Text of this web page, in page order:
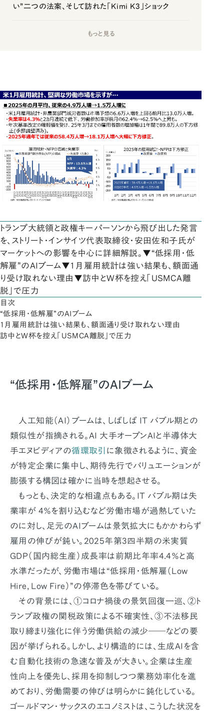
い”二つの法案、そして訪れた「Kimi K3」ショック
もっと見る
トランプ大統領と政権キーパーソンから飛び出した発言
を、ストリート・インサイツ代表取締役・安田佐和子氏が
マーケットへの影響を中心に詳細解説。▼“低採用・低
解雇”のAIブーム▼1月雇用統計は強い結果も、額面通
り受け取れない理由▼訪中とW杯を控え「USMCA離
脱」で圧力
目次
“低採用・低解雇”のAIブーム
1月雇用統計は強い結果も、額面通り受け取れない理由
訪中とW杯を控え「USMCA離脱」で圧力
“低採用・低解雇”のAIブーム
人工知能（AI）ブームは、しばしば IT バブル期との
類似性が指摘される。AI 大手オープンAIと半導体大
手エヌビディアの循環取引 に象徴されるように、資金
が特定企業に集中し、期待先行でバリュエーションが
膨張する構図は確かに当時を想起させる。
もっとも、決定的な相違点もある。IT バブル期は失
業率が 4％を割り込むなど労働市場が過熱していた
のに対し、足元のAIブームは景気拡大にもかかわらず
雇用の伸びが鈍い。2025年第3四半期の米実質
GDP（国内総生産）成長率は前期比年率4.4％と高
水準だったが、労働市場は“低採用・低解雇（Low
Hire, Low Fire）”の停滞色を帯びている。
その背景には、①コロナ禍後の景気回復一巡、②ト
ランプ政権の関税政策による不確実性、③不法移民
取り締まり強化に伴う労働供給の減少――などの要
因が挙げられる。しかし、より構造的には、生成AIを含
む自動化技術の急速な普及が大きい。企業は生産
性向上を優先し、採用を抑制しつつ業務効率化を進
めており、労働需要の伸びは明らかに鈍化している。
ゴールドマン・サックスのエコノミストは、こうした状況を